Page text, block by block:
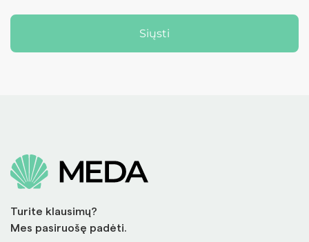
Siųsti
Turite klausimų?
Mes pasiruošę padėti.